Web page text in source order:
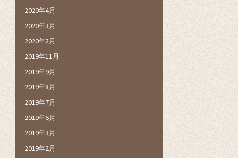
2020年4月
2020年3月
2020年2月
2019年11月
2019年9月
2019年8月
2019年7月
2019年6月
2019年3月
2019年2月